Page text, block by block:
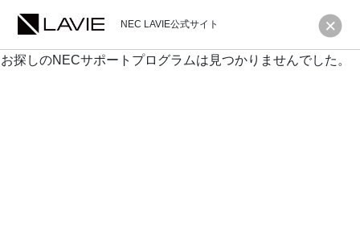
NEC LAVIE公式サイト
お探しのNECサポートプログラムは見つかりませんでした。